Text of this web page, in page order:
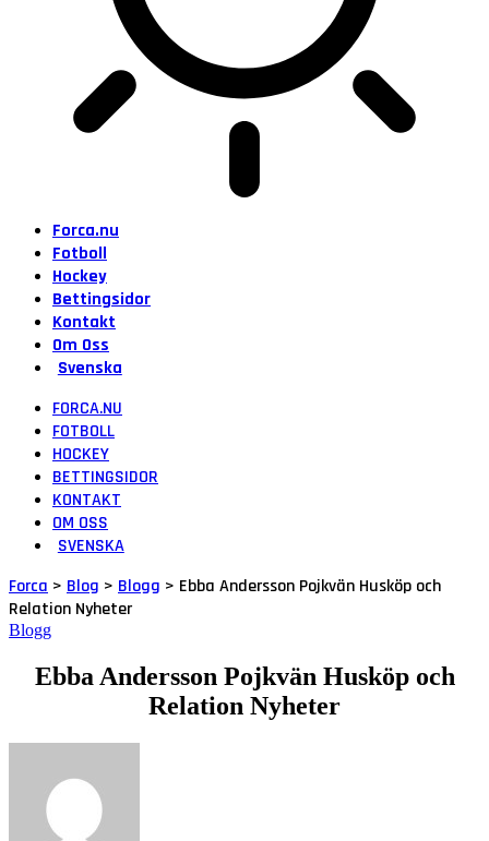
Forca.nu
Fotboll
Hockey
Bettingsidor
Kontakt
Om Oss
Svenska
FORCA.NU
FOTBOLL
HOCKEY
BETTINGSIDOR
KONTAKT
OM OSS
SVENSKA
Forca > Blog > Blogg > Ebba Andersson Pojkvän Husköp och
Relation Nyheter
Blogg
Ebba Andersson Pojkvän Husköp och
Relation Nyheter